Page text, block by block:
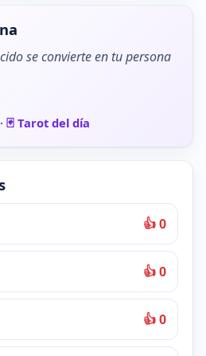
se convierte en tu persona
🃏 Tarot del día
👍 0
👍 0
👍 0